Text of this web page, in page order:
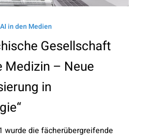
in den Medien
Gesellschaft
Medizin – Neue
in
wurde die fächerübergreifende